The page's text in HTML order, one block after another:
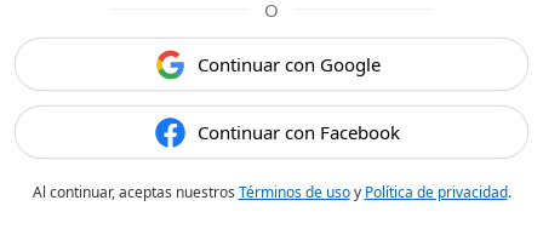
O
Continuar con Google
Continuar con Facebook
Al continuar, aceptas nuestros Términos de usoy Política de privacidad.